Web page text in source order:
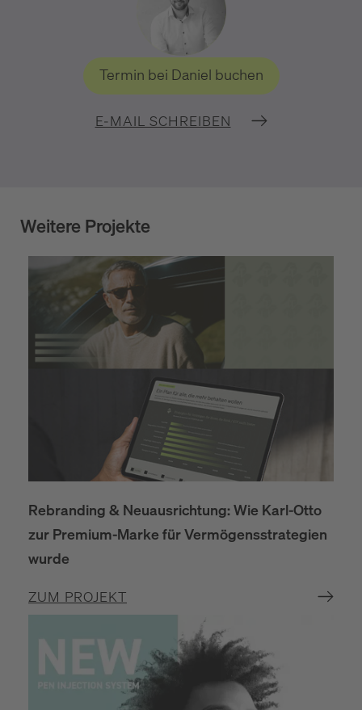
Termin bei Daniel buchen
E-MAIL SCHREIBEN
Weitere Projekte
Rebranding & Neuausrichtung: Wie Karl-Otto
zur Premium-Marke für Vermögensstrategien
wurde
ZUM PROJEKT